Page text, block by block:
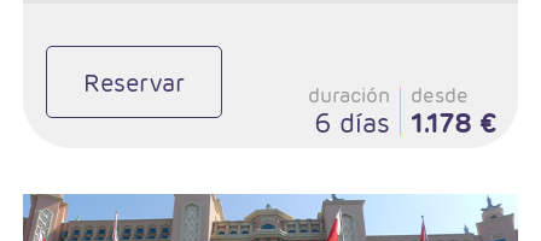
Reservar duración
6 días
desde
1.178 €
- Salidas: Diarias